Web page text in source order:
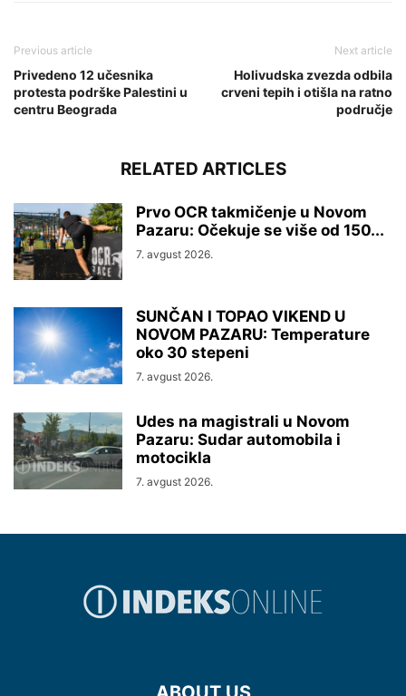
Previous article
Privedeno 12 učesnika
protesta podrške Palestini u
centru Beograda
Next article
Holivudska zvezda odbila
crveni tepih i otišla na ratno
područje
RELATED ARTICLES
Prvo OCR takmičenje u Novom
Pazaru: Očekuje se više od 150...
7. avgust 2026.
SUNČAN I TOPAO VIKEND U
NOVOM PAZARU: Temperature
oko 30 stepeni
7. avgust 2026.
Udes na magistrali u Novom
Pazaru: Sudar automobila i
motocikla
7. avgust 2026.